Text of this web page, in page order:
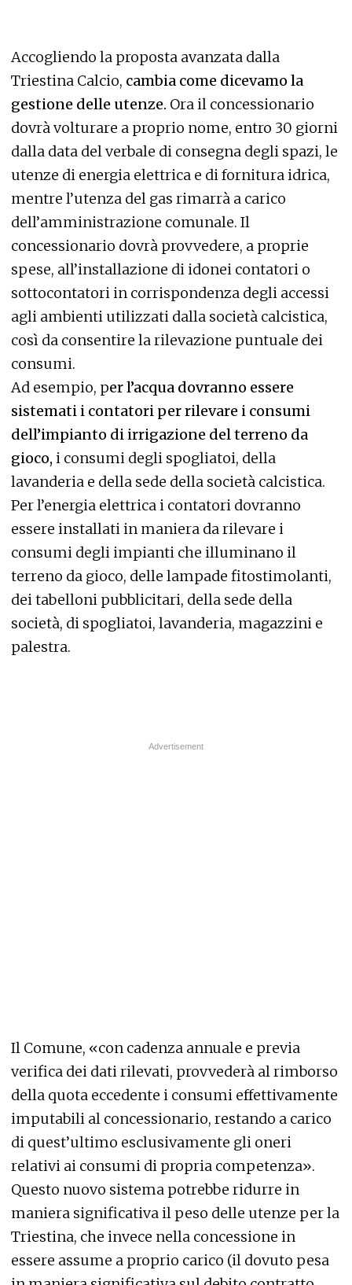
Accogliendo la proposta avanzata dalla
Triestina Calcio, cambia come dicevamo la
gestione delle utenze. Ora il concessionario
dovrà volturare a proprio nome, entro 30 giorni
dalla data del verbale di consegna degli spazi, le
utenze di energia elettrica e di fornitura idrica,
mentre l’utenza del gas rimarrà a carico
dell’amministrazione comunale. Il
concessionario dovrà provvedere, a proprie
spese, all’installazione di idonei contatori o
sottocontatori in corrispondenza degli accessi
agli ambienti utilizzati dalla società calcistica,
così da consentire la rilevazione puntuale dei
consumi.
Ad esempio, per l’acqua dovranno essere
sistemati i contatori per rilevare i consumi
dell’impianto di irrigazione del terreno da
gioco, i consumi degli spogliatoi, della
lavanderia e della sede della società calcistica.
Per l’energia elettrica i contatori dovranno
essere installati in maniera da rilevare i
consumi degli impianti che illuminano il
terreno da gioco, delle lampade fitostimolanti,
dei tabelloni pubblicitari, della sede della
società, di spogliatoi, lavanderia, magazzini e
palestra.
Il Comune, «con cadenza annuale e previa
verifica dei dati rilevati, provvederà al rimborso
della quota eccedente i consumi effettivamente
imputabili al concessionario, restando a carico
di quest’ultimo esclusivamente gli oneri
relativi ai consumi di propria competenza».
Questo nuovo sistema potrebbe ridurre in
maniera significativa il peso delle utenze per la
Triestina, che invece nella concessione in
essere assume a proprio carico (il dovuto pesa